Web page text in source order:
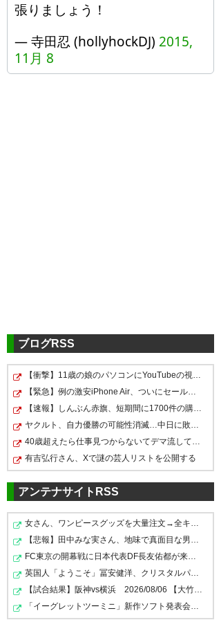
張りましょう！
— 寺田忍 (hollyhockDJ) 2015,
11月 8
ブログRSS
【衝撃】11歳の娘のパソコンにYouTubeの視聴時間の制限を…
【緊急】例の激安iPhone Air、ついにセール終了のカウン…
【速報】しんぶん赤旗、短期間に1700件の購読申し込みで…
ヤクルト、自力優勝の可能性消滅…中日に敗れ今季ワースト…
40歳超えたら仕事見つからないてデマ流してる奴誰なの？
有吉弘行さん、Xで謎の芸人リストを公開する
アンテナサイトRSS
女さん、ワンピースグッズを大量注文→全キャンセルで逮捕…
【悲報】田中みな実さん、地味で真面目な男性への最後の…
FC東京の開幕戦に日本代表DF長友佑都が来場し挨拶 去就…
英国人「ようこそ」冨安健洋、クリスタルパレス加入が決…
【試合結果】阪神vs横浜 2026/08/06 【大竹6回3失点 ガ…
「イーグレットツーミニ」新作ソフト発表会、8月27日に配…